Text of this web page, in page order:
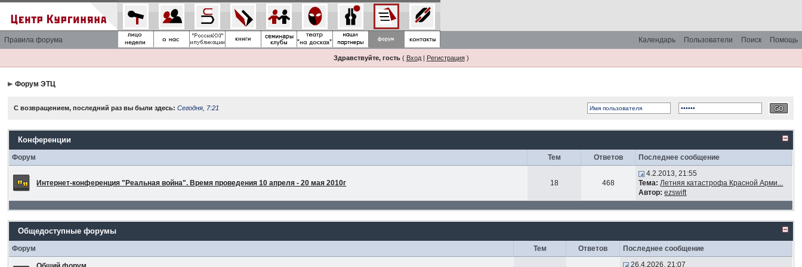
Правила форума Помощь
Поиск
Пользователи
Календарь
Здравствуйте, гость( Вход| Регистрация)
Форум ЭТЦ
С возвращением, последний раз вы были здесь:Сегодня, 7:21
Конференции
Форум Тем Ответов Последнее сообщение
Интернет-конференция "Реальная война". Время проведения 10 апреля - 20 мая 2010г 18 468
4.2.2013, 21:55
Тема: Летняя катастрофа Красной Арми...
Автор: ezswift
Общедоступные форумы
Форум Тем Ответов Последнее сообщение
26.4.2026, 21:07